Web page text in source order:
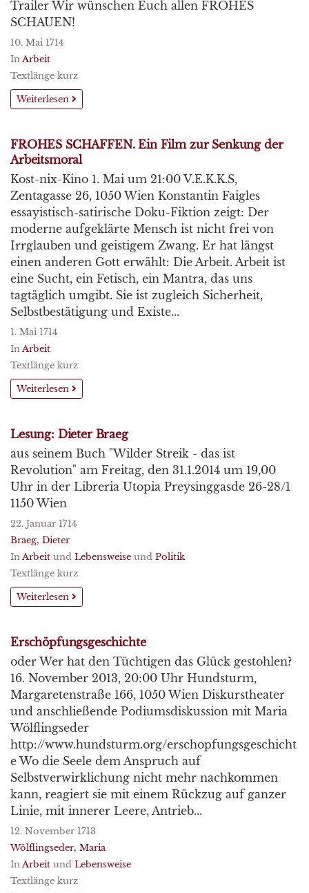
Trailer Wir wünschen Euch allen FROHES
SCHAUEN!
10. Mai 1714
In Arbeit
Textlänge kurz
Weiterlesen
FROHES SCHAFFEN. Ein Film zur Senkung der
Arbeitsmoral
Kost-nix-Kino 1. Mai um 21:00 V.E.K.K.S,
Zentagasse 26, 1050 Wien Konstantin Faigles
essayistisch-satirische Doku-Fiktion zeigt: Der
moderne aufgeklärte Mensch ist nicht frei von
Irrglauben und geistigem Zwang. Er hat längst
einen anderen Gott erwählt: Die Arbeit. Arbeit ist
eine Sucht, ein Fetisch, ein Mantra, das uns
tagtäglich umgibt. Sie ist zugleich Sicherheit,
Selbstbestätigung und Existe...
1. Mai 1714
In Arbeit
Textlänge kurz
Weiterlesen
Lesung: Dieter Braeg
aus seinem Buch "Wilder Streik - das ist
Revolution" am Freitag, den 31.1.2014 um 19,00
Uhr in der Libreria Utopia Preysinggasde 26-28/1
1150 Wien
22. Januar 1714
Braeg, Dieter
In Arbeit und Lebensweise und Politik
Textlänge kurz
Weiterlesen
Erschöpfungsgeschichte
oder Wer hat den Tüchtigen das Glück gestohlen?
16. November 2013, 20:00 Uhr Hundsturm,
Margaretenstraße 166, 1050 Wien Diskurstheater
und anschließende Podiumsdiskussion mit Maria
Wölflingseder
http://www.hundsturm.org/erschopfungsgeschicht
e Wo die Seele dem Anspruch auf
Selbstverwirklichung nicht mehr nachkommen
kann, reagiert sie mit einem Rückzug auf ganzer
Linie, mit innerer Leere, Antrieb...
12. November 1713
Wölflingseder, Maria
In Arbeit und Lebensweise
Textlänge kurz